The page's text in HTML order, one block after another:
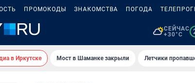
ПРОМОКОДЫ ЗНАКОМСТВА ПОГОДА
СЕЙЧАС
+30°C
в Иркутске Мост в Шаманке закрыли Летчики